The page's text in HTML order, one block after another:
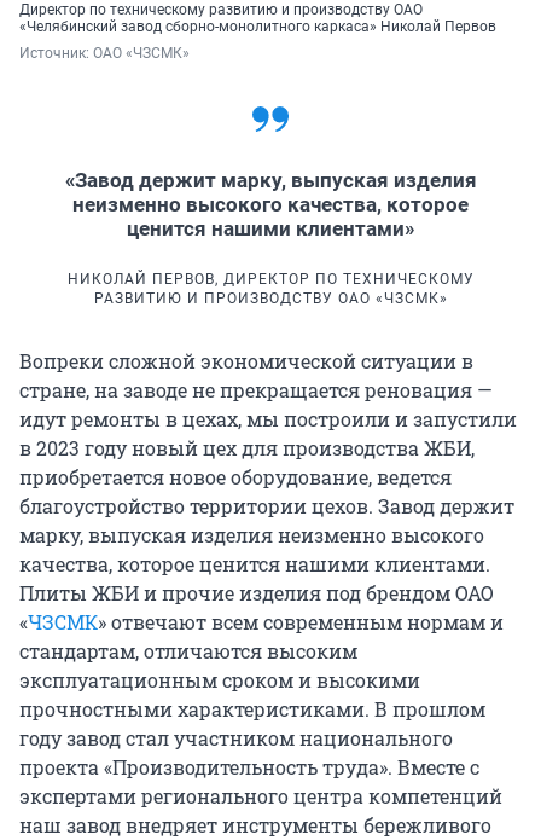
Директор по техническому развитию и производству ОАО
«Челябинский завод сборно-монолитного каркаса» Николай Первов
Источник: ОАО «ЧЗСМК»
«Завод держит марку, выпуская изделия
неизменно высокого качества, которое
ценится нашими клиентами»
НИКОЛАЙ ПЕРВОВ, ДИРЕКТОР ПО ТЕХНИЧЕСКОМУ
РАЗВИТИЮ И ПРОИЗВОДСТВУ ОАО «ЧЗСМК»
Вопреки сложной экономической ситуации в
стране, на заводе не прекращается реновация —
идут ремонты в цехах, мы построили и запустили
в 2023 году новый цех для производства ЖБИ,
приобретается новое оборудование, ведется
благоустройство территории цехов. Завод держит
марку, выпуская изделия неизменно высокого
качества, которое ценится нашими клиентами.
Плиты ЖБИ и прочие изделия под брендом ОАО
«ЧЗСМК» отвечают всем современным нормам и
стандартам, отличаются высоким
эксплуатационным сроком и высокими
прочностными характеристиками. В прошлом
году завод стал участником национального
проекта «Производительность труда». Вместе с
экспертами регионального центра компетенций
наш завод внедряет инструменты бережливого